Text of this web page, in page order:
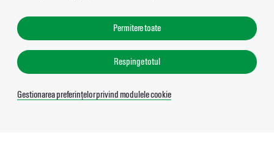
Permitere toate
Respinge totul
Gestionarea preferințelor privind modulele cookie